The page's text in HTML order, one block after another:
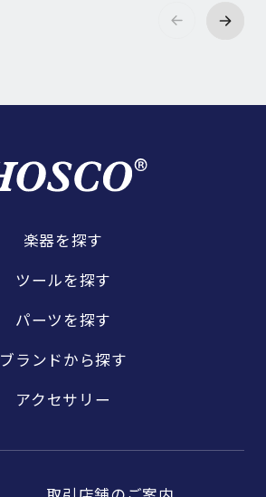
楽器を探す
ツールを探す
パーツを探す
ブランドから探す
アクセサリー